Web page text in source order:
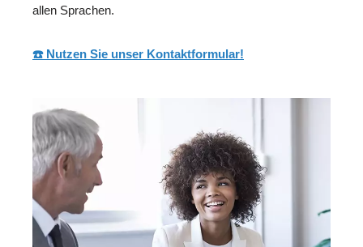
allen Sprachen.
☎️ Nutzen Sie unser Kontaktformular!